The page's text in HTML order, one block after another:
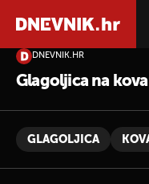
DNEVNIK.HR
Glagoljica na
GLAGOLJICA
PRETRAŽITE VIJESTI